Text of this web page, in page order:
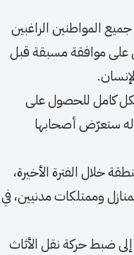
المواطنين الراغبين
على موافقة مسبقة قبل
كامل للحصول على
له ستعرّض أصحابها
خلال الفترة الأخيرة،
وممتلكات مدنيين، في
ضبط حركة نقل الأثاث